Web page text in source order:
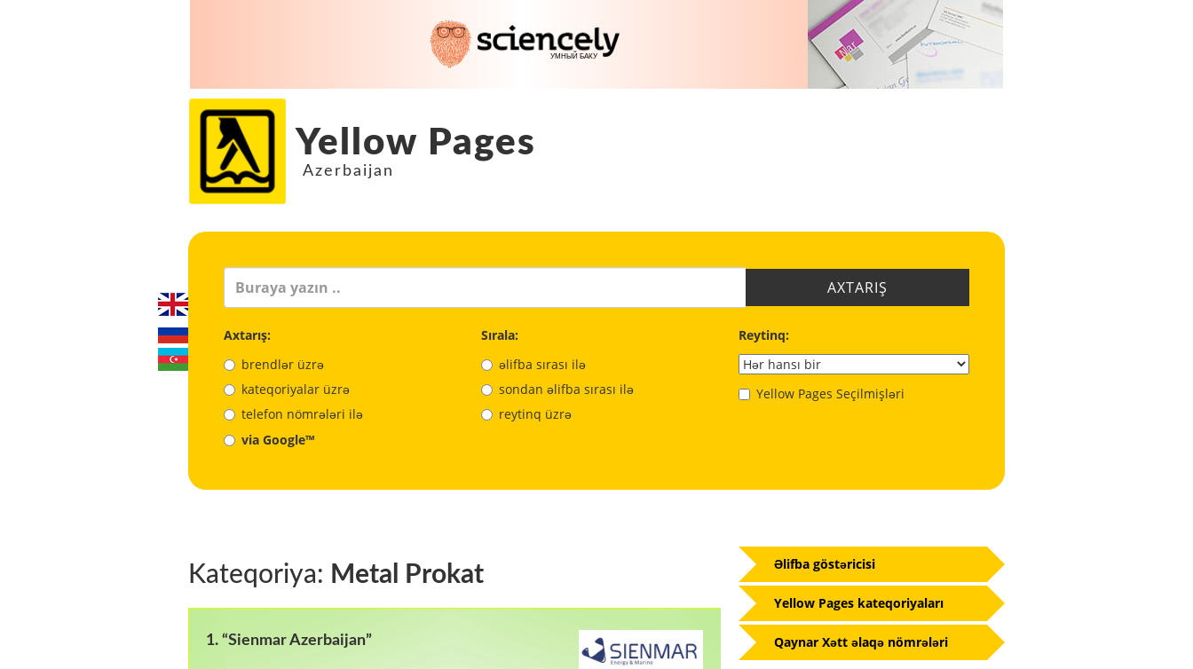
Yellow Pages
Azerbaijan
AXTARIŞ
Axtarış:
brendlər üzrə
kateqoriyalar üzrə
telefon nömrələri ilə
via Google™
Sırala:
əlifba sırası ilə
sondan əlifba sırası ilə
reytinq üzrə
Reytinq:
Yellow Pages Seçilmişləri
Kateqoriya: Metal Prokat
1. “Sienmar Azerbaijan”
Əlifba göstəricisi
Yellow Pages kateqoriyaları
Qaynar Xətt əlaqə nömrələri